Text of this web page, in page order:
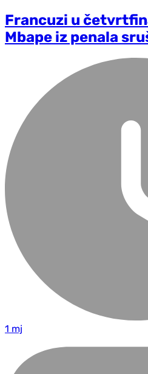
Francuzi u
Mbape iz penala
1 mj